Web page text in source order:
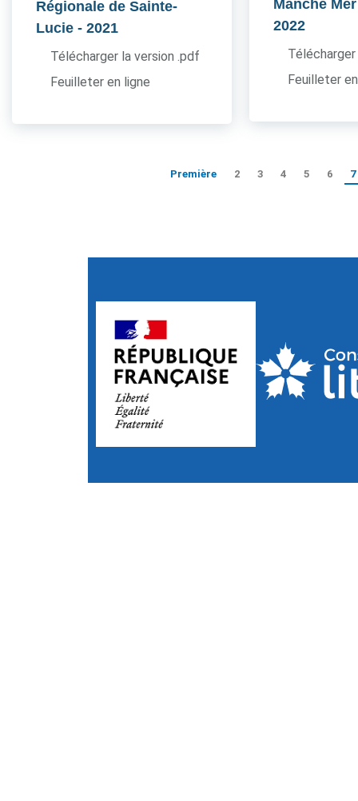
Régionale de Sainte-
Lucie - 2021
Télécharger la version .pdf
Feuilleter en ligne
Manche
2022
Feuilleter
Première 2 3 4 5 6 7